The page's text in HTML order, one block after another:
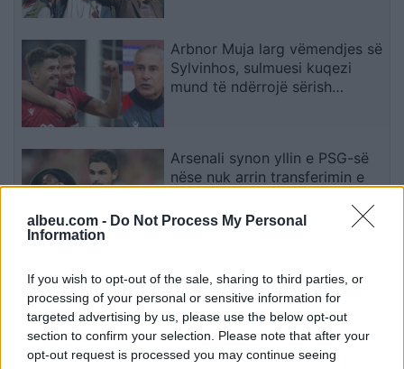
albeu.com - Do Not Process My Personal
Information
If you wish to opt-out of the sale, sharing to third parties, or
processing of your personal or sensitive information for
targeted advertising by us, please use the below opt-out
section to confirm your selection. Please note that after your
opt-out request is processed you may continue seeing
Arbnor Muja larg vëmendjes së
Sylvinhos, sulmuesi kuqezi
mund të ndërrojë sërish
Arsenali synon yllin e PSG-së
nëse nuk arrin transferimin e
49-vjeçarja, dyshime për
konsumimin e një sasie të
madhe ilaçesh